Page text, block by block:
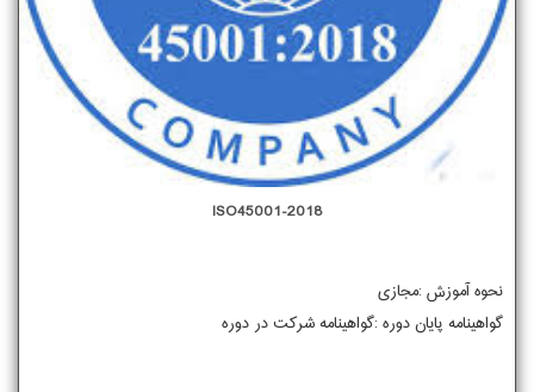
ISO45001-2018
نحوه آموزش :مجازی
گواهینامه پایان دوره :گواهینامه شرکت در دوره